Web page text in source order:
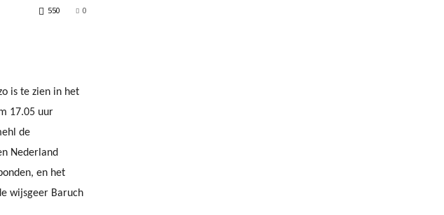
0
550
is te zien in het
17.05 uur
de
Nederland
en het
wijsgeer Baruch